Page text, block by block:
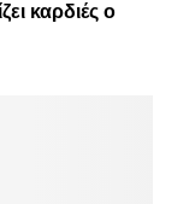
καρδιές ο